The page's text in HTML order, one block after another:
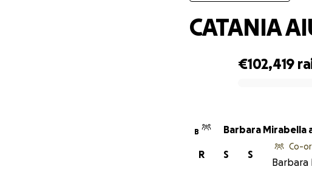
€102,419
CATANIA
B Barbara Mirabella
S
S
R
Co-
Barbara